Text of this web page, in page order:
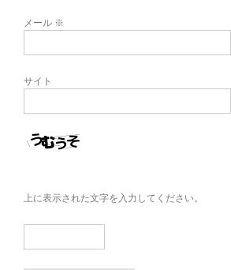
メール ※
サイト
上に表示された文字を入力してください。